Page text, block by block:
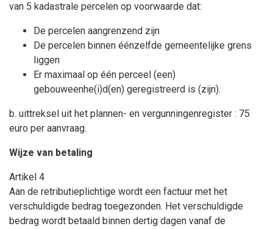
van 5 kadastrale percelen op voorwaarde dat:
De percelen aangrenzend zijn
De percelen binnen éénzelfde gemeentelijke grens
liggen
Er maximaal op één perceel (een)
gebouweenhe(i)d(en) geregistreerd is (zijn).
b. uittreksel uit het plannen- en vergunningenregister : 75
euro per aanvraag.
Wijze van betaling
Artikel 4
Aan de retributieplichtige wordt een factuur met het
verschuldigde bedrag toegezonden. Het verschuldigde
bedrag wordt betaald binnen dertig dagen vanaf de